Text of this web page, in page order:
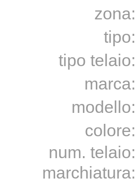
zona:
tipo:
tipo telaio:
marca:
modello:
colore:
num. telaio:
marchiatura: